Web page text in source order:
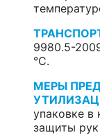
9980.5-
°С.
МЕРЫ
упаковке в
защиты рук